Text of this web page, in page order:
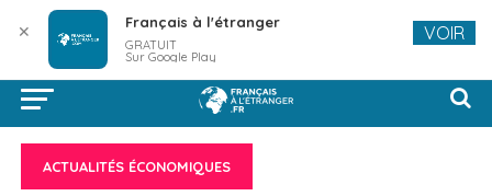
ACTUALITÉS ÉCONOMIQUES
✕ Français à l'étranger
GRATUIT
Sur Google Play
VOIR